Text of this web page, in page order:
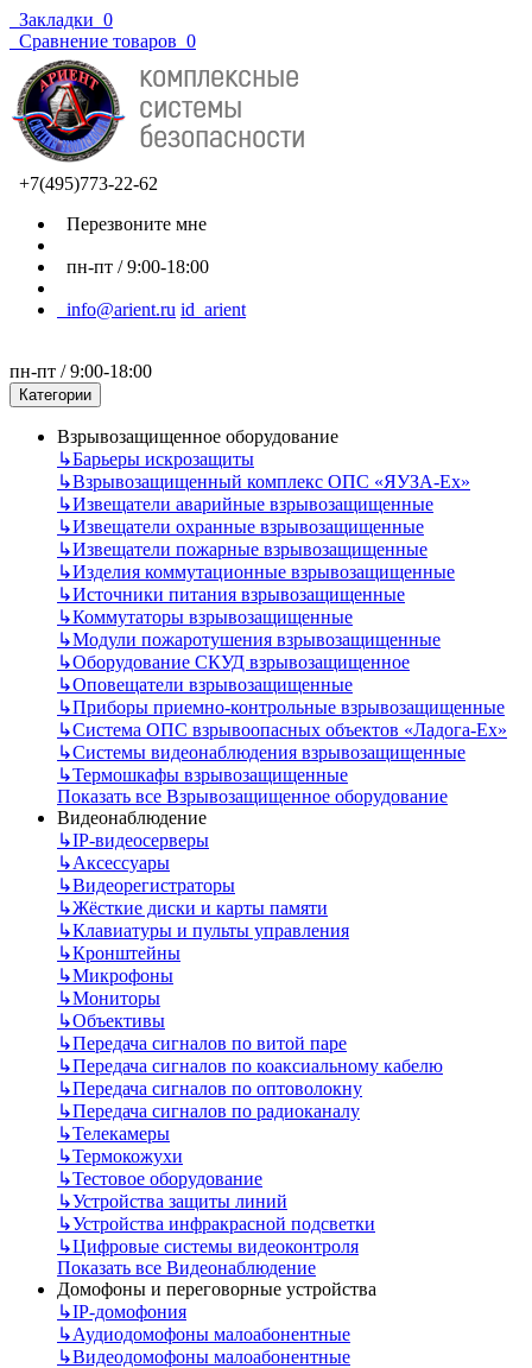
Закладки 0
Сравнение товаров 0
+7(495)773-22-62
Перезвоните мне
пн-пт / 9:00-18:00
info@arient.ru id_arient
пн-пт / 9:00-18:00
Категории
Взрывозащищенное оборудование
↳Барьеры искрозащиты
↳Взрывозащищенный комплекс ОПС «ЯУЗА-Ех»
↳Извещатели аварийные взрывозащищенные
↳Извещатели охранные взрывозащищенные
↳Извещатели пожарные взрывозащищенные
↳Изделия коммутационные взрывозащищенные
↳Источники питания взрывозащищенные
↳Коммутаторы взрывозащищенные
↳Модули пожаротушения взрывозащищенные
↳Оборудование СКУД взрывозащищенное
↳Оповещатели взрывозащищенные
↳Приборы приемно-контрольные взрывозащищенные
↳Система ОПС взрывоопасных объектов «Ладога-Ex»
↳Системы видеонаблюдения взрывозащищенные
↳Термошкафы взрывозащищенные
Показать все Взрывозащищенное оборудование
Видеонаблюдение
↳IP-видеосерверы
↳Аксессуары
↳Видеорегистраторы
↳Жёсткие диски и карты памяти
↳Клавиатуры и пульты управления
↳Кронштейны
↳Микрофоны
↳Мониторы
↳Объективы
↳Передача сигналов по витой паре
↳Передача сигналов по коаксиальному кабелю
↳Передача сигналов по оптоволокну
↳Передача сигналов по радиоканалу
↳Телекамеры
↳Термокожухи
↳Тестовое оборудование
↳Устройства защиты линий
↳Устройства инфракрасной подсветки
↳Цифровые системы видеоконтроля
Показать все Видеонаблюдение
Домофоны и переговорные устройства
↳IP-домофония
↳Аудиодомофоны малоабонентные
↳Видеодомофоны малоабонентные